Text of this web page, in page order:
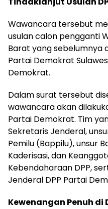
Wawancara tersebut
usulan calon pengganti
Barat yang sebelumnya
Partai Demokrat
Demokrat.
Dalam surat tersebut
wawancara akan
Partai Demokrat. Tim
Sekretaris Jenderal,
Pemilu (Bappilu), unsur
Kaderisasi, dan
Kebendaharaan DPP,
Jenderal DPP Partai
Kewenangan Penuh di